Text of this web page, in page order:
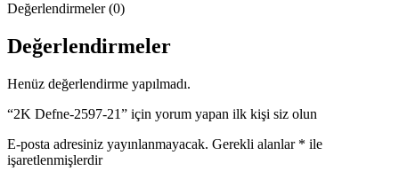
Değerlendirmeler (0)
Değerlendirmeler
Henüz değerlendirme yapılmadı.
“2K Defne-2597-21” için yorum yapan ilk kişi siz olun
E-posta adresiniz yayınlanmayacak. Gerekli alanlar * ile
işaretlenmişlerdir